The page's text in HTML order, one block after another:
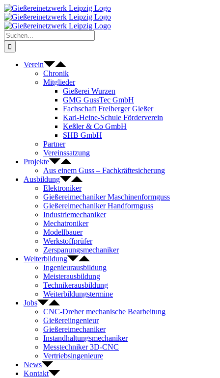
Zum
Inhalt
springen
Suche
nach:
Verein
Chronik
Mitglieder
Gießerei Wurzen
GMG GussTec GmbH
Fachschaft Freiberger Gießer
Karl-Heine-Schule Förderverein
Keßler & Co GmbH
SHB GmbH
Partner
Vereinssatzung
Projekte
Aus einem Guss – Fachkräftesicherung
Ausbildung
Elektroniker
Gießereimechaniker Maschinenformguss
Gießereimechaniker Handformguss
Industriemechaniker
Mechatroniker
Modellbauer
Werkstoffprüfer
Zerspanungsmechaniker
Weiterbildung
Ingenieurausbildung
Meisterausbildung
Technikerausbildung
Weiterbildungstermine
Jobs
CNC-Dreher mechanische Bearbeitung
Gießereiingenieur
Gießereimechaniker
Instandhaltungsmechaniker
Messtechniker 3D-CNC
Vertriebsingenieure
News
Kontakt